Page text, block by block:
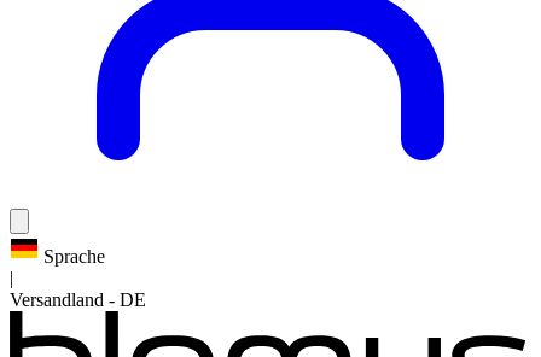
Sprache
|
Versandland - DE